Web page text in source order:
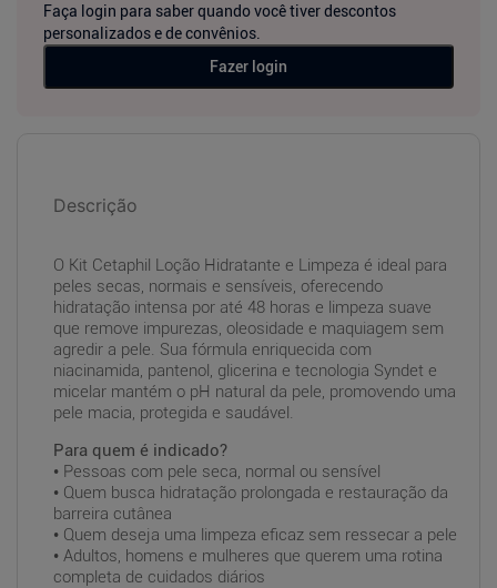
Faça login para saber quando você tiver descontos
personalizados e de convênios.
Fazer login
Descrição
O Kit Cetaphil Loção Hidratante e Limpeza é ideal para
peles secas, normais e sensíveis, oferecendo
hidratação intensa por até 48 horas e limpeza suave
que remove impurezas, oleosidade e maquiagem sem
agredir a pele. Sua fórmula enriquecida com
niacinamida, pantenol, glicerina e tecnologia Syndet e
micelar mantém o pH natural da pele, promovendo uma
pele macia, protegida e saudável.
Para quem é indicado?
• Pessoas com pele seca, normal ou sensível
• Quem busca hidratação prolongada e restauração da
barreira cutânea
• Quem deseja uma limpeza eficaz sem ressecar a pele
• Adultos, homens e mulheres que querem uma rotina
completa de cuidados diários